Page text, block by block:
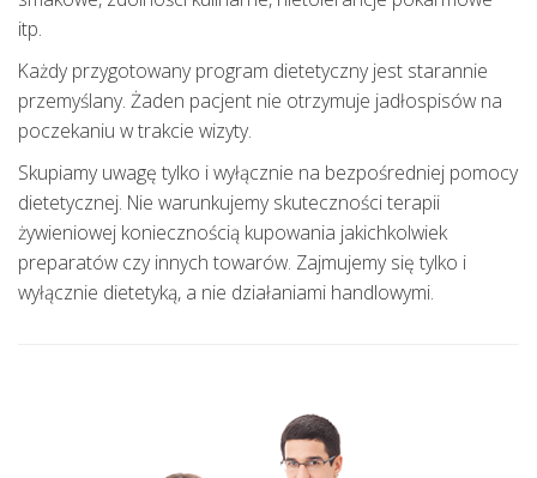
itp.
Każdy przygotowany program dietetyczny jest starannie
przemyślany. Żaden pacjent nie otrzymuje jadłospisów na
poczekaniu w trakcie wizyty.
Skupiamy uwagę tylko i wyłącznie na bezpośredniej pomocy
dietetycznej. Nie warunkujemy skuteczności terapii
żywieniowej koniecznością kupowania jakichkolwiek
preparatów czy innych towarów. Zajmujemy się tylko i
wyłącznie dietetyką, a nie działaniami handlowymi.